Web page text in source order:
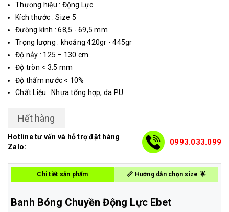
Thương hiệu : Động Lực
Kích thước : Size 5
Đường kính : 68,5 - 69,5 mm
Trọng lượng : khoảng 420gr - 445gr
Độ nảy : 125 – 130 cm
Độ tròn < 3.5 mm
Độ thấm nước < 10%
Chất Liệu : Nhựa tổng hợp, da PU
Hết hàng
Hotline tư vấn và hỗ trợ đặt hàng
Zalo:
0993.033.099
Chi tiết sản phẩm 📏 Hướng dẫn chọn size 🌟
Banh Bóng Chuyền Động Lực Ebet